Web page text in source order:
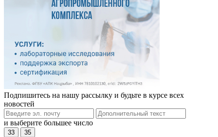
Подпишитесь на нашу рассылку и будьте в курсе всех
новостей
и выберите большее число
33 35